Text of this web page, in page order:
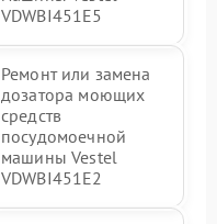
VDWBI451E5
Ремонт или замена
дозатора моющих
средств
посудомоечной
машины Vestel
VDWBI451E2